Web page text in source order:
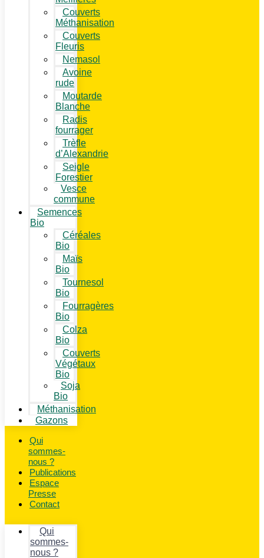
Couverts
Méthanisation
Couverts
Fleuris
Nemasol
Avoine
rude
Moutarde
Blanche
Radis
fourrager
Trèfle
d’Alexandrie
Seigle
Forestier
Vesce
commune
Semences
Bio
Céréales
Bio
Maïs
Bio
Tournesol
Bio
Fourragères
Bio
Colza
Bio
Couverts
Végétaux
Bio
Soja
Bio
Méthanisation
Gazons
Qui
sommes-
nous ?
Publications
Espace
Presse
Contact
Qui
sommes-
nous ?